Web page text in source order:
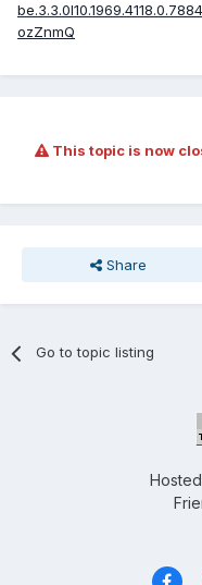
ozZnmQ
This topic is now
Share
Go to topic listing